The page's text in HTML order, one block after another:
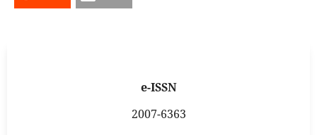
e-ISSN
2007-6363